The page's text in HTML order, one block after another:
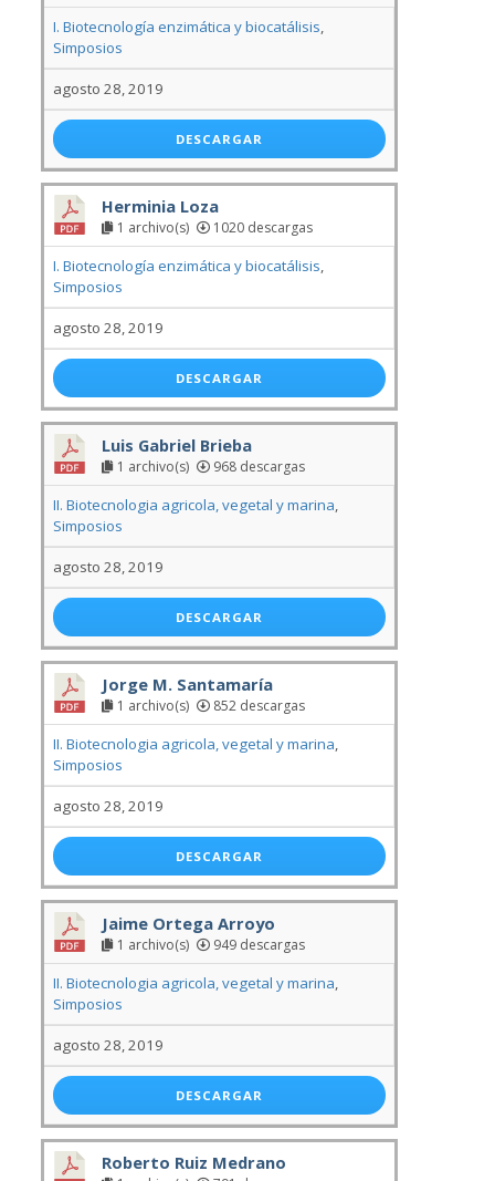
I. Biotecnología enzimática y biocatálisis,
Simposios
agosto 28, 2019
DESCARGAR
Herminia Loza
1 archivo(s) 1020 descargas
I. Biotecnología enzimática y biocatálisis,
Simposios
agosto 28, 2019
DESCARGAR
Luis Gabriel Brieba
1 archivo(s) 968 descargas
II. Biotecnologia agricola, vegetal y marina,
Simposios
agosto 28, 2019
DESCARGAR
Jorge M. Santamaría
1 archivo(s) 852 descargas
II. Biotecnologia agricola, vegetal y marina,
Simposios
agosto 28, 2019
DESCARGAR
Jaime Ortega Arroyo
1 archivo(s) 949 descargas
II. Biotecnologia agricola, vegetal y marina,
Simposios
agosto 28, 2019
DESCARGAR
Roberto Ruiz Medrano